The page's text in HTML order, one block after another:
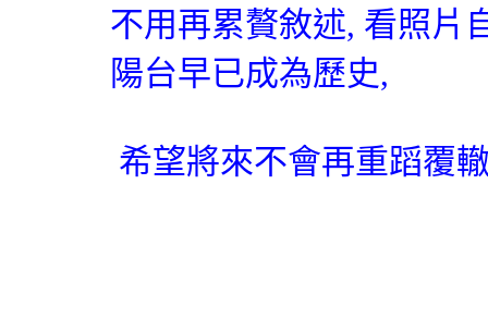
不用再累贅敘述, 看照片
陽台早已成為歷史,
希望將來不會再重蹈覆